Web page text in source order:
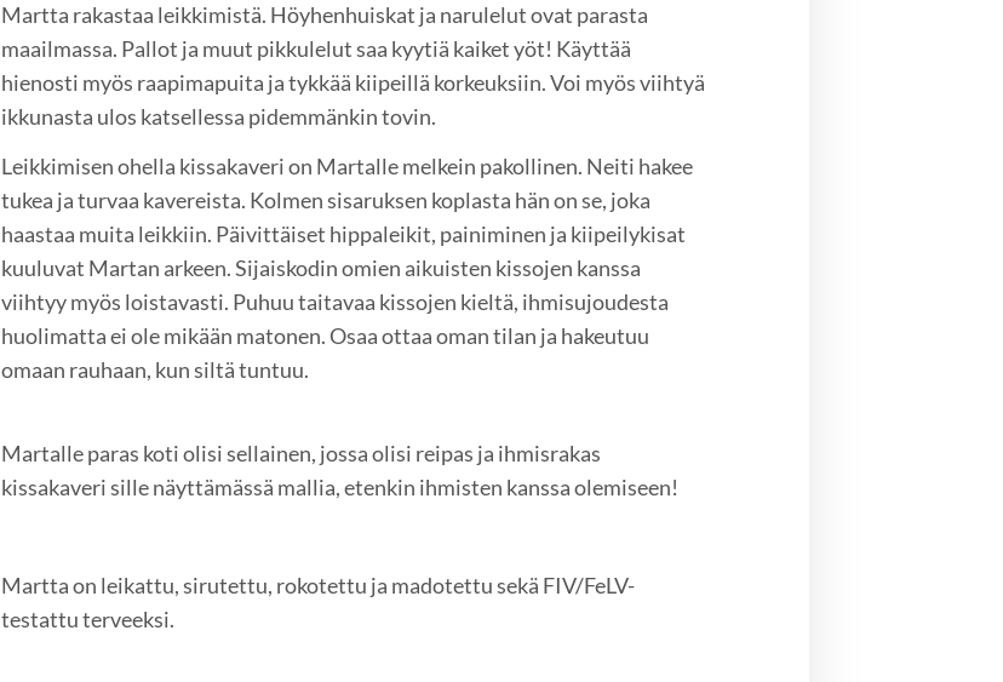
Martta rakastaa leikkimistä. Höyhenhuiskat ja narulelut ovat parasta
maailmassa. Pallot ja muut pikkulelut saa kyytiä kaiket yöt! Käyttää
hienosti myös raapimapuita ja tykkää kiipeillä korkeuksiin. Voi myös viihtyä
ikkunasta ulos katsellessa pidemmänkin tovin.
Leikkimisen ohella kissakaveri on Martalle melkein pakollinen. Neiti hakee
tukea ja turvaa kavereista. Kolmen sisaruksen koplasta hän on se, joka
haastaa muita leikkiin. Päivittäiset hippaleikit, painiminen ja kiipeilykisat
kuuluvat Martan arkeen. Sijaiskodin omien aikuisten kissojen kanssa
viihtyy myös loistavasti. Puhuu taitavaa kissojen kieltä, ihmisujoudesta
huolimatta ei ole mikään matonen. Osaa ottaa oman tilan ja hakeutuu
omaan rauhaan, kun siltä tuntuu.
Martalle paras koti olisi sellainen, jossa olisi reipas ja ihmisrakas
kissakaveri sille näyttämässä mallia, etenkin ihmisten kanssa olemiseen!
Martta on leikattu, sirutettu, rokotettu ja madotettu sekä FIV/FeLV-
testattu terveeksi.